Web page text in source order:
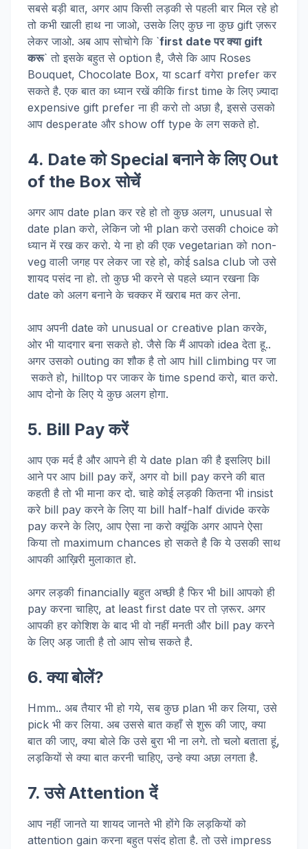
सबसे बड़ी बात, अगर आप किसी लड़की से पहली बार मिल रहे हो
तो कभी खाली हाथ ना जाओ, उसके लिए कुछ ना कुछ gift ज़रूर
लेकर जाओ. अब आप सोचोगे कि `first date पर क्या gift
करू` तो इसके बहुत से option है, जैसे कि आप Roses
Bouquet, Chocolate Box, या scarf वगेरा prefer कर
सकते है. एक बात का ध्यान रखें कीकि first time के लिए ज़्यादा
expensive gift prefer ना ही करो तो अछा है, इससे उसको
आप desperate और show off type के लग सकते हो.
4. Date को Special बनाने के लिए Out
of the Box सोचें
अगर आप date plan कर रहे हो तो कुछ अलग, unusual से
date plan करो, लेकिन जो भी plan करो उसकी choice को
ध्यान में रख कर करो. ये ना हो की एक vegetarian को non-
veg वाली जगह पर लेकर जा रहे हो, कोई salsa club जो उसे
शायद पसंद ना हो. तो कुछ भी करने से पहले ध्यान रखना कि
date को अलग बनाने के चक्कर में खराब मत कर लेना.
आप अपनी date को unusual or creative plan करके,
ओर भी यादगार बना सकते हो. जैसे कि मैं आपको idea देता हू..
अगर उसको outing का शौक है तो आप hill climbing पर जा
सकते हो, hilltop पर जाकर के time spend करो, बात करो.
आप दोनो के लिए ये कुछ अलग होगा.
5. Bill Pay करें
आप एक मर्द है और आपने ही ये date plan की है इसलिए bill
आने पर आप bill pay करें, अगर वो bill pay करने की बात
कहती है तो भी माना कर दो. चाहे कोई लड़की कितना भी insist
करे bill pay करने के लिए या bill half-half divide करके
pay करने के लिए, आप ऐसा ना करो क्यूंकि अगर आपने ऐसा
किया तो maximum chances हो सकते है कि ये उसकी साथ
आपकी आख़िरी मुलाकात हो.
अगर लड़की financially बहुत अच्छी है फिर भी bill आपको ही
pay करना चाहिए, at least first date पर तो ज़रूर. अगर
आपकी हर कोशिश के बाद भी वो नहीं मनती और bill pay करने
के लिए अड़ जाती है तो आप सोच सकते है.
6. क्या बोलें?
Hmm.. अब तैयार भी हो गये, सब कुछ plan भी कर लिया, उसे
pick भी कर लिया. अब उससे बात कहाँ से शुरू की जाए, क्या
बात की जाए, क्या बोले कि उसे बुरा भी ना लगे. तो चलो बताता हूं,
लड़कियों से क्या बात करनी चाहिए, उन्हे क्या अछा लगता है.
7. उसे Attention दें
आप नहीं जानते या शायद जानते भी होंगे कि लड़कियों को
attention gain करना बहुत पसंद होता है. तो उसे impress